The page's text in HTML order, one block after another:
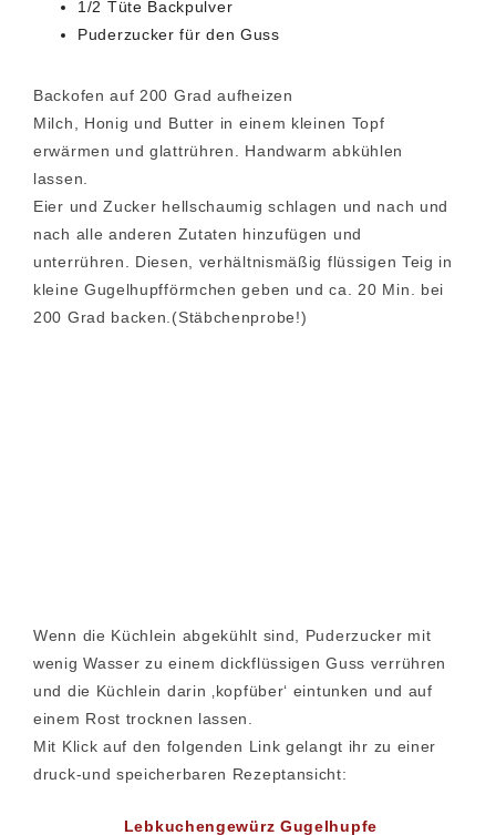
1/2 Tüte Backpulver
Puderzucker für den Guss
Backofen auf 200 Grad aufheizen
Milch, Honig und Butter in einem kleinen Topf
erwärmen und glattrühren. Handwarm abkühlen
lassen.
Eier und Zucker hellschaumig schlagen und nach und
nach alle anderen Zutaten hinzufügen und
unterrühren. Diesen, verhältnismäßig flüssigen Teig in
kleine Gugelhupfförmchen geben und ca. 20 Min. bei
200 Grad backen.(Stäbchenprobe!)
Wenn die Küchlein abgekühlt sind, Puderzucker mit
wenig Wasser zu einem dickflüssigen Guss verrühren
und die Küchlein darin ‚kopfüber‘ eintunken und auf
einem Rost trocknen lassen.
Mit Klick auf den folgenden Link gelangt ihr zu einer
druck-und speicherbaren Rezeptansicht:
Lebkuchengewürz Gugelhupfe